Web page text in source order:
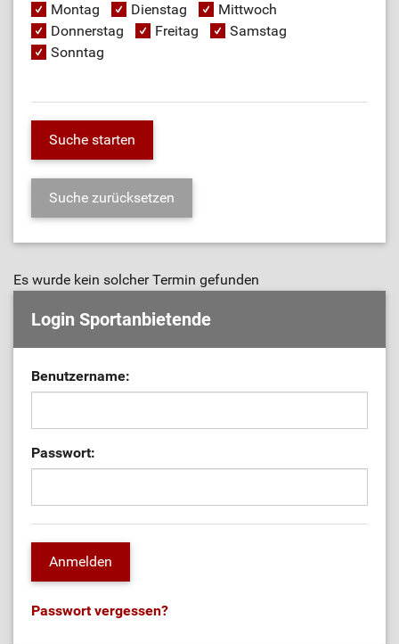
Montag
Dienstag
Mittwoch
Donnerstag
Freitag
Samstag
Sonntag
Es wurde kein solcher Termin gefunden
Login Sportanbietende
Benutzername:
Passwort:
Passwort vergessen?